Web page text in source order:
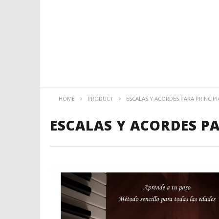
HOME PRODUCT ESCALAS Y ACORDES PARA
ESCALAS Y ACORDES